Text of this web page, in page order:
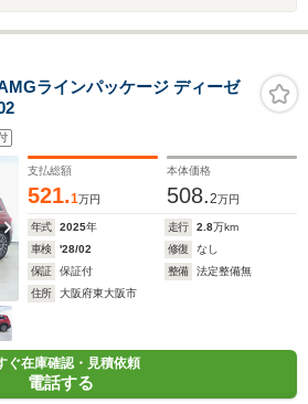
ラインパッケージ ディーゼ
支払総額
521.1万円
本体価格
508.2万円
年式 2025年 走行 2.8万km
車検
'28/02 修復
なし
保証
保証付 整備
法定整備無
住所
大阪府東大阪市
ぐ在庫確認・見積依頼
電話する